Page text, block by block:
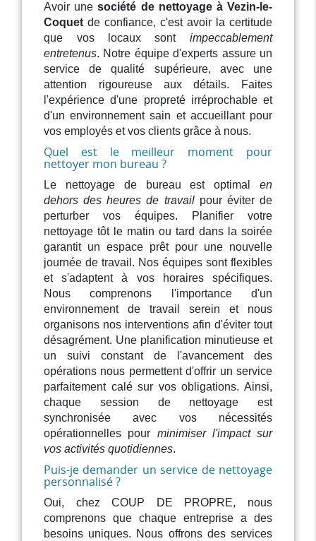
Avoir unesociété de nettoyage à Vezin-le-
Coquet de confiance, c'est avoir la certitude
que vos locaux sont impeccablement
entretenus. Notre équipe d'experts assure un
service de qualité supérieure, avec une
attention rigoureuse aux détails. Faites
l'expérience d'une propreté irréprochable et
d'un environnement sain et accueillant pour
vos employés et vos clients grâce à nous.
Quel est le meilleur moment pour
nettoyer mon bureau ?
Le nettoyage de bureau est optimal en
dehors des heures de travailpour éviter de
perturber vos équipes. Planifier votre
nettoyage tôt le matin ou tard dans la soirée
garantit un espace prêt pour une nouvelle
journée de travail. Nos équipes sont flexibles
et s'adaptent à vos horaires spécifiques.
Nous comprenons l'importance d'un
environnement de travail serein et nous
organisons nos interventions afin d'éviter tout
désagrément. Une planification minutieuse et
un suivi constant de l'avancement des
opérations nous permettent d'offrir un service
parfaitement calé sur vos obligations. Ainsi,
chaque session de nettoyage est
synchronisée avec vos nécessités
opérationnelles pour minimiser l'impact sur
vos activités quotidiennes.
Puis-je demander un service de nettoyage
personnalisé ?
Oui, chez COUP DE PROPRE, nous
comprenons que chaque entreprise a des
besoins uniques. Nous offrons des services